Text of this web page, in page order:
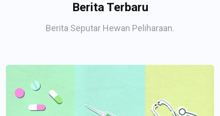
Berita Terbaru
Berita Seputar Hewan Peliharaan.